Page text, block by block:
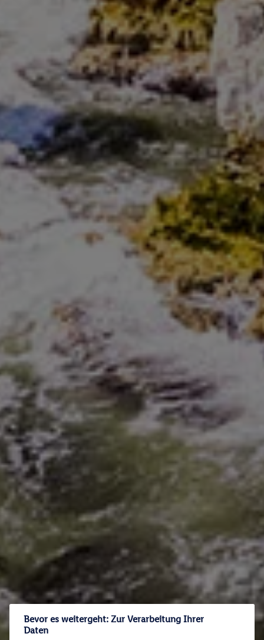
Bevor es weitergeht: Zur Verarbeitung Ihrer
Daten